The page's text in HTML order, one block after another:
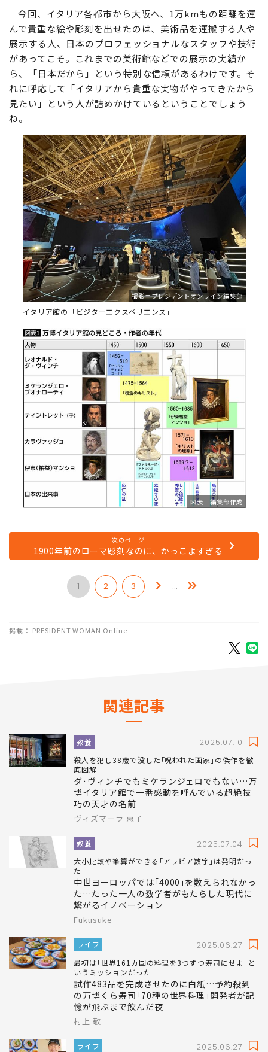
今回、イタリア各都市から大阪へ、1万kmもの距離を運
んで貴重な絵や彫刻を出せたのは、美術品を運搬する人や
展示する人、日本のプロフェッショナルなスタッフや技術
があってこそ。これまでの美術館などでの展示の実績か
ら、「日本だから」という特別な信頼があるわけです。そ
れに呼応して「イタリアから貴重な実物がやってきたから
見たい」という人が詰めかけているということでしょう
ね。
撮影＝プレジデントオンライン編集部
イタリア館の「ビジターエクスペリエンス」
図表＝編集部作成
次のページ
1900年前のローマ彫刻なのに、かっこよすぎる
1 2 3 …
掲載： PRESIDENT WOMAN Online
関連記事
教養 2025.07.10
殺人を犯し38歳で没した｢呪われた画家｣の傑作を徹
底図解
ダ･ヴィンチでもミケランジェロでもない…万
博イタリア館で一番感動を呼んでいる超絶技
巧の天才の名前
ヴィズマーラ 恵子
教養 2025.07.04
大小比較や筆算ができる｢アラビア数字｣は発明だっ
た
中世ヨーロッパでは｢4000｣を数えられなかっ
た…たった一人の数学者がもたらした現代に
繋がるイノベーション
Fukusuke
ライフ 2025.06.27
最初は｢世界161カ国の料理を3つずつ寿司にせよ｣と
いうミッションだった
試作483品を完成させたのに白紙…予約殺到
の万博くら寿司｢70種の世界料理｣開発者が記
憶が飛ぶまで飲んだ夜
村上 敬
ライフ 2025.06.27